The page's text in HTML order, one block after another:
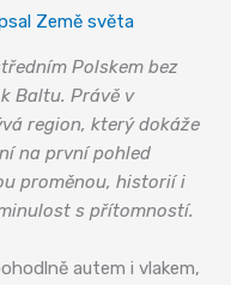
Země světa
Polskem bez
Baltu. Právě v
region, který dokáže
na první pohled
proměnou, historií i
s přítomností.
autem i vlakem,